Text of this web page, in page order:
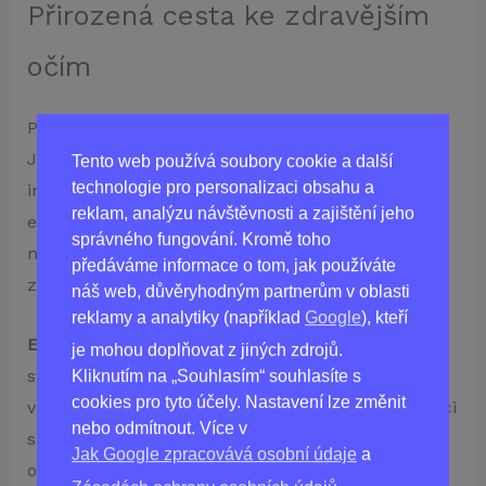
Tento web používá soubory cookie a další
technologie pro personalizaci obsahu a
reklam, analýzu návštěvnosti a zajištění jeho
správného fungování. Kromě toho
předáváme informace o tom, jak používáte
náš web, důvěryhodným partnerům v oblasti
reklamy a analytiky (například Google), kteří
je mohou doplňovat z jiných zdrojů.
Kliknutím na „Souhlasím“ souhlasíte s
cookies pro tyto účely. Nastavení lze změnit
nebo odmítnout. Více v
Jak Google zpracovává osobní údaje a
Přirozená cesta ke zdravějším
očím
Přejděme k tomu, co dělá Visitec tak účinným.
Jeho složení je založeno na dvou klíčových
ingrediencích – extraktu z rostliny eyebright a
extraktu z borůvky (Bilberry). Tyto přírodní složky
mají široké spektrum pozitivních účinků na váš
zrak a zdraví očí.
Extrakt z eyebrightu:Rostlina eyebright je známá
svými protizánětlivými a antioxidačními
vlastnostmi. To znamená, že nejenže může pomoci
snížit záněty a podráždění, ale také může chránit
oči před škodlivými volnými radikály, které mohou